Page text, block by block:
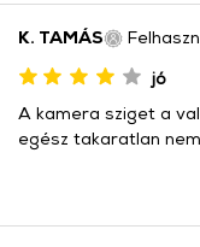
K. TAMÁS
jó
A kamera sziget a
egész takaratlan